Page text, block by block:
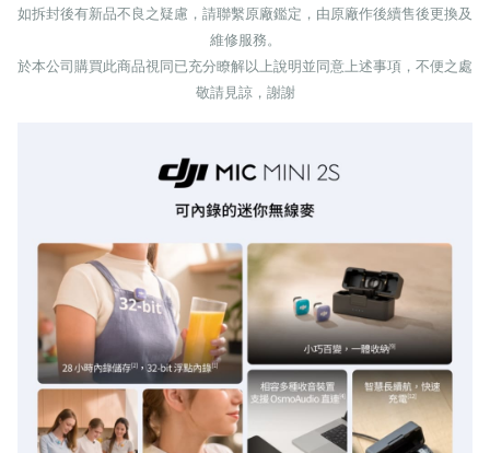
如拆封後有新品不良之疑慮，請聯繫原廠鑑定，由原廠作後續售後更換及
維修服務。
於本公司購買此商品視同已充分瞭解以上說明並同意上述事項，不便之處
敬請見諒，謝謝